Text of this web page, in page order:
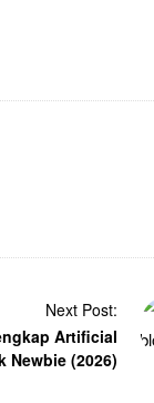
Next Post:
Artificial
Newbie (2026)